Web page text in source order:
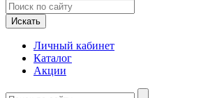
Искать
Личный кабинет
Каталог
Акции